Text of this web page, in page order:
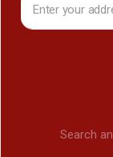
Search